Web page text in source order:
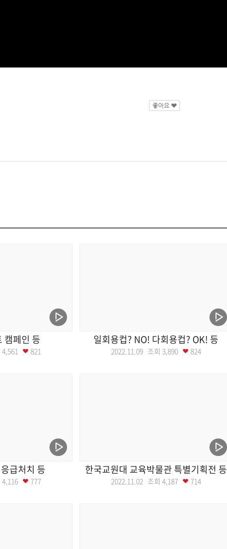
캠페인 등
4,561 821
일회용컵? NO! 다회용컵? OK! 등
2022.11.09 조회 3,890 824
급처치 등
4,116 777
한국교원대 교육박물관 특별기획전 등
2022.11.02 조회 4,187 714